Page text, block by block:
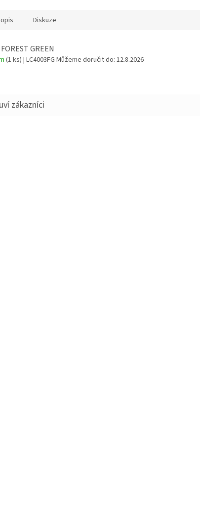
Diskuze
GREEN
(1 ks) | LC4003FG Můžeme doručit do: 12.8.2026